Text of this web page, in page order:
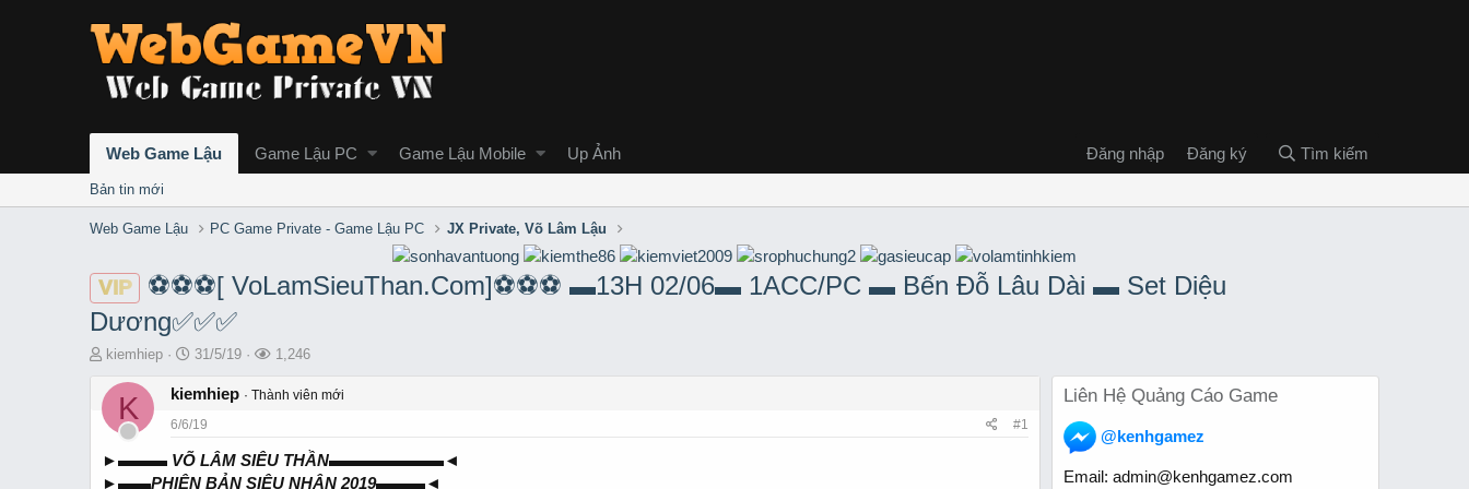
Web Game Lậu Game Lậu PC Game Lậu Mobile Up Ảnh Đăng nhập Đăng ký Tìm kiếm
Bản tin mới
Web Game Lậu PC Game Private - Game Lậu PC JX Private, Võ Lâm Lậu
VIP
⚽️⚽️⚽️[ VoLamSieuThan.Com]⚽️⚽️⚽️ ▬13H 02/06▬ 1ACC/PC ▬ Bến Đỗ Lâu Dài ▬ Set Diệu
Dương✅✅✅
T
r
a
s
kiemhiep
S
a
t
d
a
31/5/19
L
ợ
e
m
1,246
K kiemhiep
Thành viên mới
6/6/19
#1
►▬▬▬ VÕ LÂM SIÊU THẦN▬▬▬▬▬▬▬◄
►▬▬PHIÊN BẢN SIÊU NHÂN 2019▬▬▬◄
Liên Hệ Quảng Cáo Game
@kenhgamez
Email: admin@kenhgamez.com